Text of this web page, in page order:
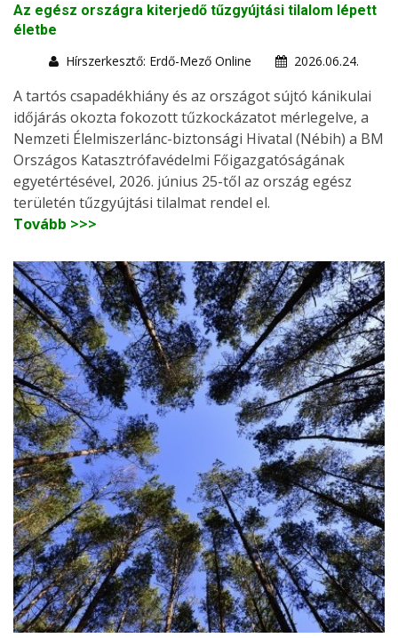
Az egész országra kiterjedő tűzgyújtási tilalom lépett
életbe
Hírszerkesztő: Erdő-Mező Online
2026.06.24.
A tartós csapadékhiány és az országot sújtó kánikulai
időjárás okozta fokozott tűzkockázatot mérlegelve, a
Nemzeti Élelmiszerlánc-biztonsági Hivatal (Nébih) a BM
Országos Katasztrófavédelmi Főigazgatóságának
egyetértésével, 2026. június 25-től az ország egész
területén tűzgyújtási tilalmat rendel el.
Tovább >>>